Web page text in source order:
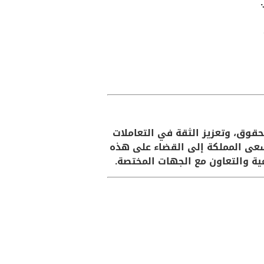
وتعزيز الثقة في التعاملات
المملكة إلى القضاء على هذه
والتعاون مع الجهات المختصة.